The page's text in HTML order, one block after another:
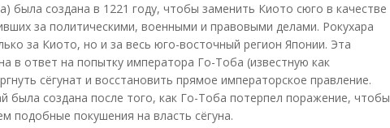
была создана в 1221 году, чтобы заменить Киото сюго в качестве
за политическими, военными и правовыми делами. Рокухара
за Киото, но и за весь юго-восточный регион Японии. Эта
в ответ на попытку императора Го-Тоба (известную как
сёгунат и восстановить прямое императорское правление.
была создана после того, как Го-Тоба потерпел поражение, чтобы
подобные покушения на власть сёгуна.